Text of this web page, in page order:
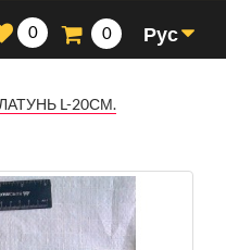
0 0 Рус
L-20СМ.